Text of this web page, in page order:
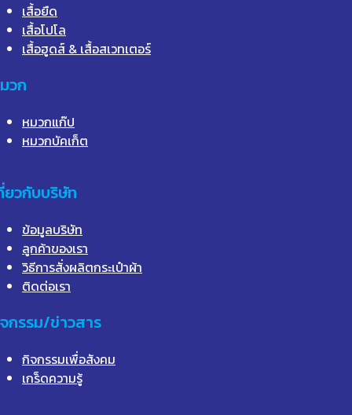
เสื้อยืด
เสื้อโปโล
เสื้อฮูดส์ & เสื้อสเวทเตอร์
วก
หมวกแก๊ป
หมวกบัคเก็ต
ยวกับบริษัท
ข้อมูลบริษัท
ลูกค้าของเรา
วิธีการสั่งผลิตกระเป๋าผ้า
ติดต่อเรา
กรรม/ข่าวสาร
กิจกรรมเพื่อสังคม
เกร็ดความรู้